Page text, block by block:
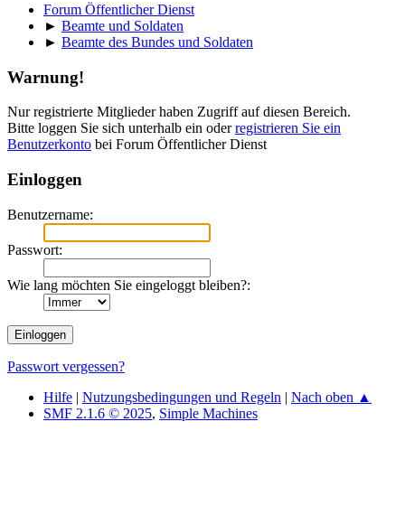
Forum Öffentlicher Dienst
► Beamte und Soldaten
► Beamte des Bundes und Soldaten
Warnung!
Nur registrierte Mitglieder haben Zugriff auf diesen Bereich.
Bitte loggen Sie sich unterhalb ein oderregistrieren Sie ein
Benutzerkonto bei Forum Öffentlicher Dienst
Einloggen
Benutzername:
Passwort:
Wie lang möchten Sie eingeloggt bleiben?:
Passwort vergessen?
Hilfe | Nutzungsbedingungen und Regeln | Nach oben ▲
SMF 2.1.6 © 2025, Simple Machines